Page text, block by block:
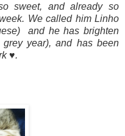
sweet, and already so
We called him Linho
and he has brighten
year), and has been
♥.